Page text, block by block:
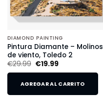
DIAMOND PAINTING
Pintura Diamante – Molinos
de viento, Toledo 2
€29.99 €19.99
AGREGAR AL CARRITO